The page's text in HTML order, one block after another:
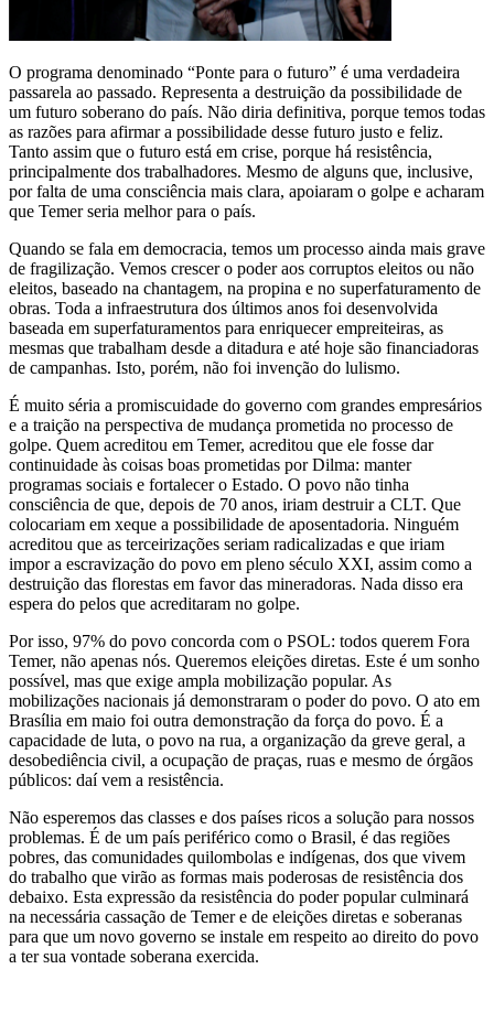
O programa denominado “Ponte para o futuro” é uma verdadeira
passarela ao passado. Representa a destruição da possibilidade de
um futuro soberano do país. Não diria definitiva, porque temos todas
as razões para afirmar a possibilidade desse futuro justo e feliz.
Tanto assim que o futuro está em crise, porque há resistência,
principalmente dos trabalhadores. Mesmo de alguns que, inclusive,
por falta de uma consciência mais clara, apoiaram o golpe e acharam
que Temer seria melhor para o país.
Quando se fala em democracia, temos um processo ainda mais grave
de fragilização. Vemos crescer o poder aos corruptos eleitos ou não
eleitos, baseado na chantagem, na propina e no superfaturamento de
obras. Toda a infraestrutura dos últimos anos foi desenvolvida
baseada em superfaturamentos para enriquecer empreiteiras, as
mesmas que trabalham desde a ditadura e até hoje são financiadoras
de campanhas. Isto, porém, não foi invenção do lulismo.
É muito séria a promiscuidade do governo com grandes empresários
e a traição na perspectiva de mudança prometida no processo de
golpe. Quem acreditou em Temer, acreditou que ele fosse dar
continuidade às coisas boas prometidas por Dilma: manter
programas sociais e fortalecer o Estado. O povo não tinha
consciência de que, depois de 70 anos, iriam destruir a CLT. Que
colocariam em xeque a possibilidade de aposentadoria. Ninguém
acreditou que as terceirizações seriam radicalizadas e que iriam
impor a escravização do povo em pleno século XXI, assim como a
destruição das florestas em favor das mineradoras. Nada disso era
espera do pelos que acreditaram no golpe.
Por isso, 97% do povo concorda com o PSOL: todos querem Fora
Temer, não apenas nós. Queremos eleições diretas. Este é um sonho
possível, mas que exige ampla mobilização popular. As
mobilizações nacionais já demonstraram o poder do povo. O ato em
Brasília em maio foi outra demonstração da força do povo. É a
capacidade de luta, o povo na rua, a organização da greve geral, a
desobediência civil, a ocupação de praças, ruas e mesmo de órgãos
públicos: daí vem a resistência.
Não esperemos das classes e dos países ricos a solução para nossos
problemas. É de um país periférico como o Brasil, é das regiões
pobres, das comunidades quilombolas e indígenas, dos que vivem
do trabalho que virão as formas mais poderosas de resistência dos
debaixo. Esta expressão da resistência do poder popular culminará
na necessária cassação de Temer e de eleições diretas e soberanas
para que um novo governo se instale em respeito ao direito do povo
a ter sua vontade soberana exercida.